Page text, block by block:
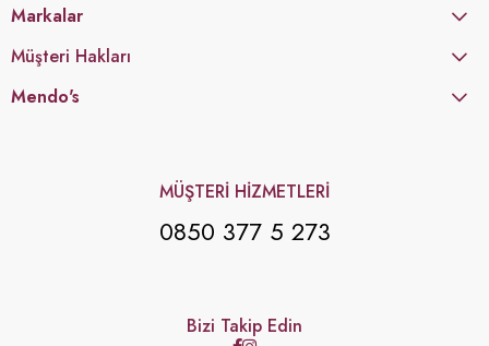
Markalar
Müşteri Hakları
Mendo's
MÜŞTERİ HİZMETLERİ
0850 377 5 273
Bizi Takip Edin